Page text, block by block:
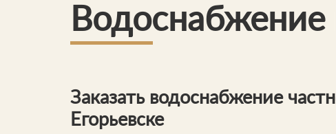
Водоснабжение
Заказать водоснабжение
Егорьевске